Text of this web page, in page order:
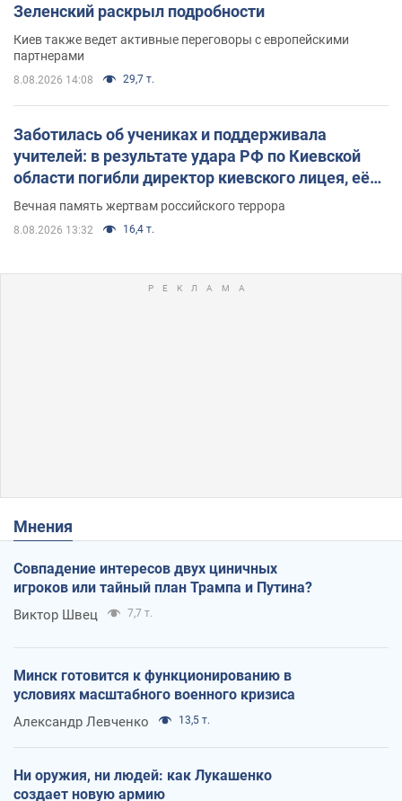
Зеленский раскрыл подробности
Киев также ведет активные переговоры с европейскими
партнерами
8.08.2026 14:08 29,7 т.
Заботилась об учениках и поддерживала
учителей: в результате удара РФ по Киевской
области погибли директор киевского лицея, её
муж и внук
Вечная память жертвам российского террора
8.08.2026 13:32 16,4 т.
Мнения
Совпадение интересов двух циничных
игроков или тайный план Трампа и Путина?
Виктор Швец 7,7 т.
Минск готовится к функционированию в
условиях масштабного военного кризиса
Александр Левченко 13,5 т.
Ни оружия, ни людей: как Лукашенко
создает новую армию